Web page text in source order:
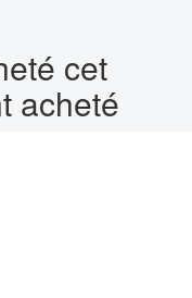
cet
acheté